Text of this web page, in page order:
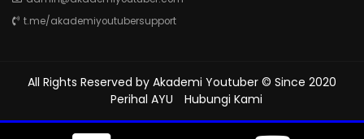
t.me/akademiyoutubersupport
All Rights Reserved by Akademi Youtuber © Since 2020
Perihal AYU
Hubungi Kami